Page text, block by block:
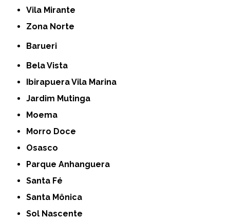
Vila Mirante
Zona Norte
Barueri
Bela Vista
Ibirapuera Vila Marina
Jardim Mutinga
Moema
Morro Doce
Osasco
Parque Anhanguera
Santa Fé
Santa Mônica
Sol Nascente